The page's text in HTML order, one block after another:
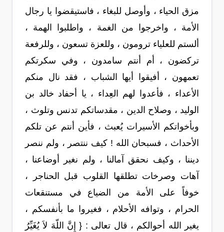
مزق الحياء ، وأوصل للبغاء ، فاستيقضوا يا رجال
الأمة ، واخرجوا من الغمة ، واطلبوا الهمة ،
ألستم للعلياء ترومون ، وللعزة تسعون ، وللرفعة
تركضون ، أم أنتم سامدون ، وفي سكرتكم
تعمهون ، أفيقوا أيها الشباب ، فقد نال منكم
الأعداء ، فأعدوا لهم العِداء ، يا أحفاد خالد بن
الوليد ، وصلاح الدين ، مقدساتكم تدنس وتلوث ،
وبأخواتكم الأسيرات يُعبث ، فأين أنتم عن تلكم
الأحداث ، فسبحان الله ! كيف ننتصر ، ولم ننصر
ديننا ، وكيف نحقق آمالنا ، ولم نغير أوضاعنا ،
آهات وصرخات تطلقها القلوب قبل الحناجر ،
خوفاً على الأمة من الضياع في مستنقعات
الحرام ، وتوافه الأحلام ، فغيروا ما بأنفسكم ،
يغير الله أحوالكم ، قال تعالى : { إِنَّ اللّهَ لاَ يُغَيِّرُ